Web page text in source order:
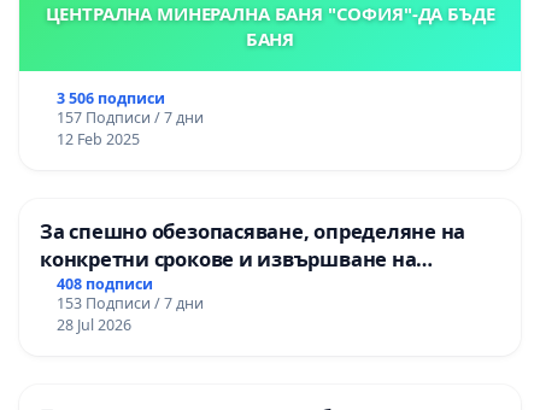
ЦЕНТРАЛНА МИНЕРАЛНА БАНЯ "СОФИЯ"-ДА БЪДЕ
БАНЯ
3 506 подписи
157 Подписи / 7 дни
12 Feb 2025
За спешно обезопасяване, определяне на
конкретни срокове и извършване на
цялостна рехабилитация на
републиканския път между пътен възел АМ
„Тракия“ - гр. Ихтиман - с. Мирово - к.к.
408 подписи
153 Подписи / 7 дни
28 Jul 2026